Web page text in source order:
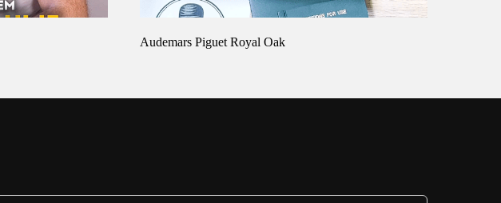
Audemars Piguet Royal Oak